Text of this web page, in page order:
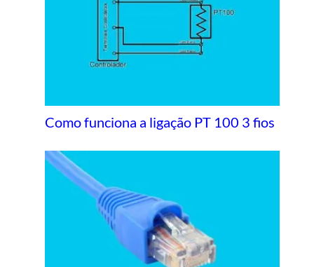
Como funciona a ligação PT 100 3 fios